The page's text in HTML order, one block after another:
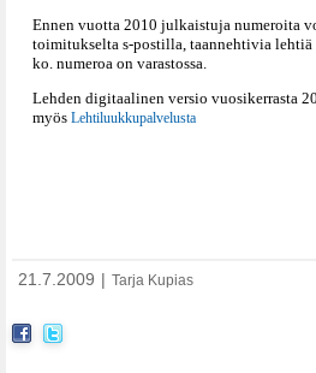
Ennen vuotta 2010 julkaistuja numeroita
toimitukselta s-postilla, taannehtivia
ko. numeroa on varastossa.
Lehden digitaalinen versio vuosikerrasta
myös Lehtiluukkupalvelusta
21.7.2009 Tarja Kupias